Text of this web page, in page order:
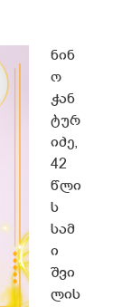
ნინ
ო
ჭან
ტურ
იძე,
42
წლი
ს
სამ
ი
შვი
ლის